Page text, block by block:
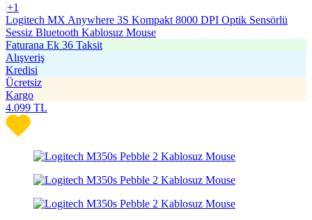
+1
Logitech MX Anywhere 3S Kompakt 8000 DPI Optik Sensörlü
Sessiz Bluetooth Kablosuz Mouse
Faturana Ek 36 Taksit
Alışveriş
Kredisi
Ücretsiz
Kargo
4.099 TL